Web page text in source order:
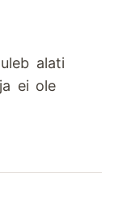
alati
ei ole